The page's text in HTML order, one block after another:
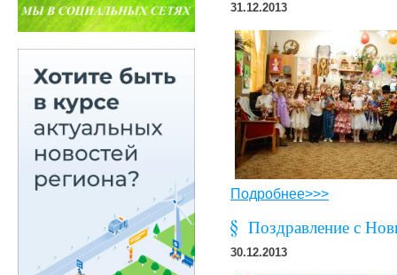
31.12.2013
Подробнее>>>
Поздравление с
30.12.2013